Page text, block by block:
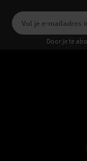
Door je te